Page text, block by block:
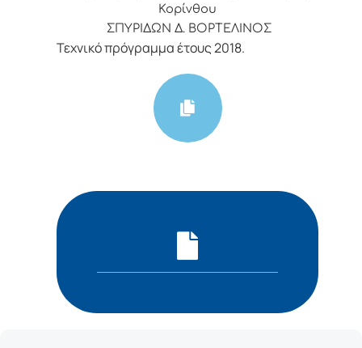
Κορίνθου
ΣΠΥΡΙΔΩΝ Δ. ΒΟΡΤΕΛΙΝΟΣ
Τεχνικό πρόγραμμα έτους 2018.